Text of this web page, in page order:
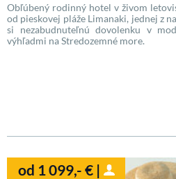
Obľúbený rodinný hotel v živom
od pieskovej pláže Limanaki, jednej z
si nezabudnuteľnú dovolenku v
výhľadmi na Stredozemné more.
od 1 099,- € |